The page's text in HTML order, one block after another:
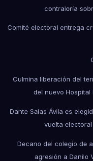
contraloría
Comité electoral entrega
Culmina liberación del
del nuevo Hospital
Dante Salas Ávila es
vuelta
Decano del colegio de
agresión a Danilo